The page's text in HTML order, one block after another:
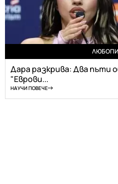
Дара разкрива: Два пъти
"Еврови...
НАУЧИ ПОВЕЧЕ